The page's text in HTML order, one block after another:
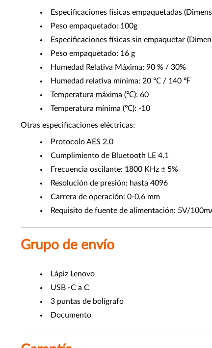
Especificaciones físicas empaquetadas
Peso empaquetado: 100g
Especificaciones físicas sin empaquetar
Peso empaquetado: 16 g
Humedad Relativa Máxima: 90 % / 30%
Humedad relativa mínima: 20 ℃ / 140 ℉
Temperatura máxima (℃): 60
Temperatura mínima (℃): -10
Otras especificaciones eléctricas:
Protocolo AES 2.0
Cumplimiento de Bluetooth LE 4.1
Frecuencia oscilante: 1800 KHz ± 5%
Resolución de presión: hasta 4096
Carrera de operación: 0-0,6 mm
Requisito de fuente de alimentación: 5V/
Grupo de envío
Lápiz Lenovo
USB -C a C
3 puntas de bolígrafo
Documento